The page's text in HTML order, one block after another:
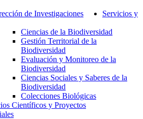
de Investigaciones
Ciencias de la Biodiversidad
Gestión Territorial de la
Biodiversidad
Evaluación y Monitoreo de la
Biodiversidad
Ciencias Sociales y Saberes de la
Biodiversidad
Colecciones Biológicas
Científicos y Proyectos
Servicios y